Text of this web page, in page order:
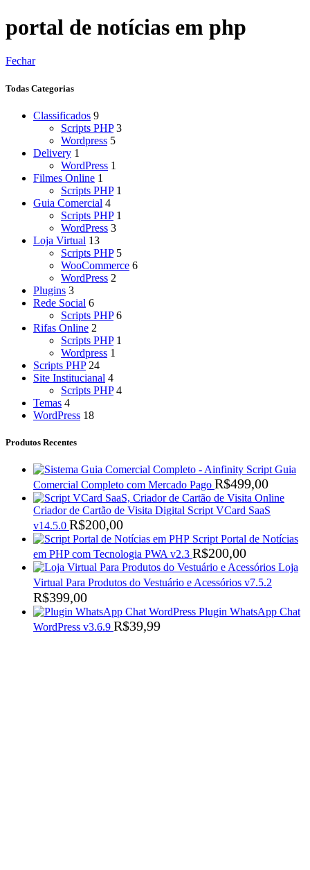
portal de notícias em php
Fechar
Todas Categorias
Classificados 9
Scripts PHP 3
Wordpress 5
Delivery 1
WordPress 1
Filmes Online 1
Scripts PHP 1
Guia Comercial 4
Scripts PHP 1
WordPress 3
Loja Virtual 13
Scripts PHP 5
WooCommerce 6
WordPress 2
Plugins 3
Rede Social 6
Scripts PHP 6
Rifas Online 2
Scripts PHP 1
Wordpress 1
Scripts PHP 24
Site Institucianal 4
Scripts PHP 4
Temas 4
WordPress 18
Produtos Recentes
Script Guia
Comercial Completo com Mercado Pago R$499,00
Criador de Cartão de Visita Digital Script VCard SaaS
v14.5.0 R$200,00
Script Portal de Notícias
em PHP com Tecnologia PWA v2.3 R$200,00
Loja
Virtual Para Produtos do Vestuário e Acessórios v7.5.2
R$399,00
Plugin WhatsApp Chat
WordPress v3.6.9 R$39,99